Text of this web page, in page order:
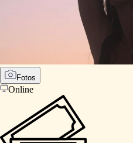
Fotos
Online